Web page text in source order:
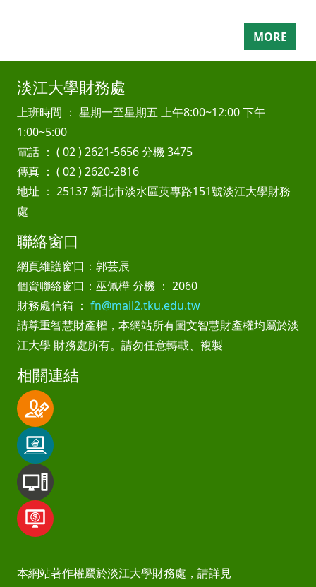
MORE
淡江大學財務處
上班時間 ： 星期一至星期五 上午8:00~12:00 下午
1:00~5:00
電話 ： ( 02 ) 2621-5656 分機 3475
傳真 ： ( 02 ) 2620-2816
地址 ： 25137 新北市淡水區英專路151號淡江大學財務
處
聯絡窗口
網頁維護窗口：郭芸辰
個資聯絡窗口：巫佩樺 分機 ： 2060
財務處信箱 ： fn@mail2.tku.edu.tw
請尊重智慧財產權，本網站所有圖文智慧財產權均屬於淡
江大學 財務處所有。請勿任意轉載、複製
相關連結
本網站著作權屬於淡江大學財務處，請詳見